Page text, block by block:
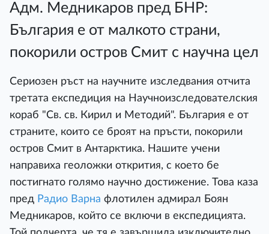
Адм. Медникаров пред БНР:
България е от малкото страни,
покорили остров Смит с научна цел
Сериозен ръст на научните изследвания отчита
третата експедиция на Научноизследователския
кораб "Св. св. Кирил и Методий". България е от
страните, които се броят на пръсти, покорили
остров Смит в Антарктика. Нашите учени
направиха геоложки открития, с което бе
постигнато голямо научно достижение. Това каза
пред Радио Варна флотилен адмирал Боян
Медникаров, който се включи в експедицията.